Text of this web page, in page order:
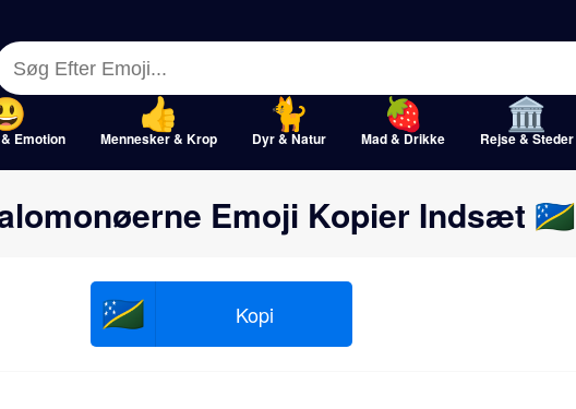
Emotion Mennesker & Krop Dyr & Natur Mad & Drikke Rejse & Steder
Emoji Kopier Indsæt 🇸🇧
🇸🇧 Kopi